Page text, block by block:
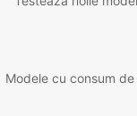
Modele cu consum